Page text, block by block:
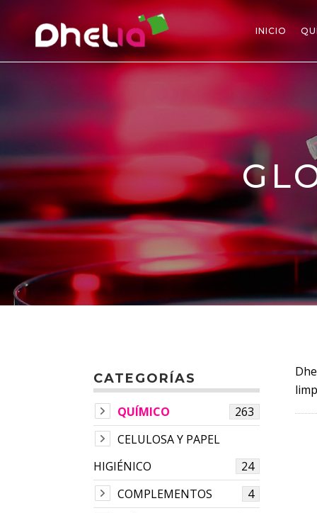
INICIO
CATEGORÍAS
QUÍMICO
263
CELULOSA Y PAPEL
HIGIÉNICO
24
COMPLEMENTOS
4